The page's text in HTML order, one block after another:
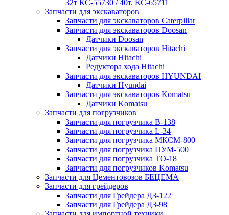
32т КС-55730 / 40т. КС-65711
Запчасти для экскаваторов
Запчасти для экскаваторов Caterpillar
Запчасти для экскаваторов Doosan
Датчики Doosan
Запчасти для экскаваторов Hitachi
Датчики Hitachi
Редуктора хода Hitachi
Запчасти для экскаваторов HYUNDAI
Датчики Hyundai
Запчасти для экскаваторов Komatsu
Датчики Komatsu
Запчасти для погрузчиков
Запчасти для погрузчика B-138
Запчасти для погрузчика L-34
Запчасти для погрузчика МКСМ-800
Запчасти для погрузчика ПУМ-500
Запчасти для погрузчика ТО-18
Запчасти для погрузчиков Komatsu
Запчасти для Цементовозов БЕЦЕМА
Запчасти для грейдеров
Запчасти для Грейдера ДЗ-122
Запчасти для Грейдера ДЗ-98